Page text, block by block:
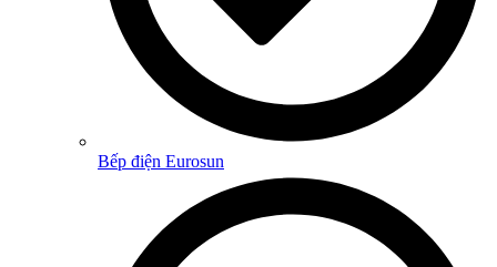
Bếp điện Eurosun